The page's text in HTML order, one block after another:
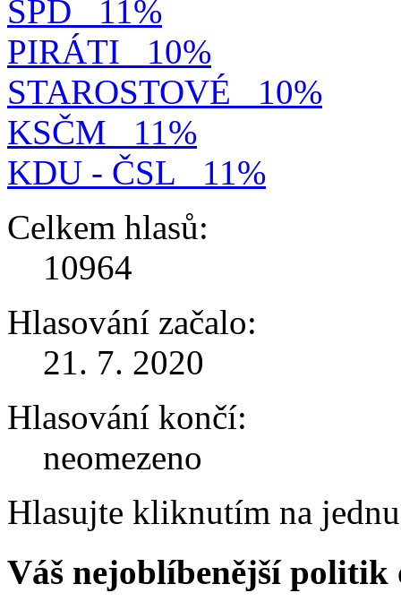
SPD
11%
PIRÁTI
10%
STAROSTOVÉ
10%
KSČM
11%
KDU - ČSL
11%
Celkem hlasů:
10964
Hlasování začalo:
21. 7. 2020
Hlasování končí:
neomezeno
Hlasujte kliknutím na
Váš nejoblíbenější politik